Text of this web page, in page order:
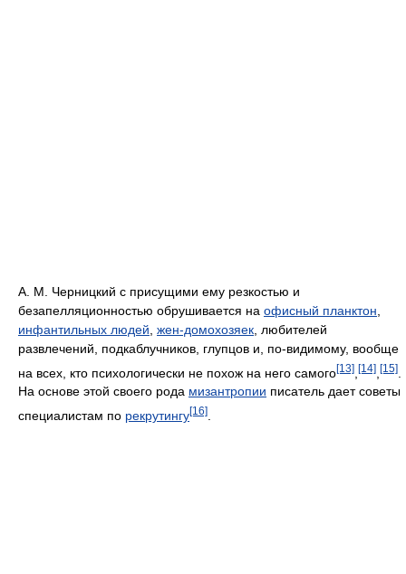
А. М. Черницкий с присущими ему резкостью и
безапелляционностью обрушивается на офисный планктон
инфантильных людей жен-домохозяек , любителей
развлечений, подкаблучников, глупцов и, по-видимому, вообще
на всех, кто психологически не похож на него самого[13] [14] [15]
На основе этой своего рода мизантропии писатель дает советы
специалистам по рекрутингу[16]